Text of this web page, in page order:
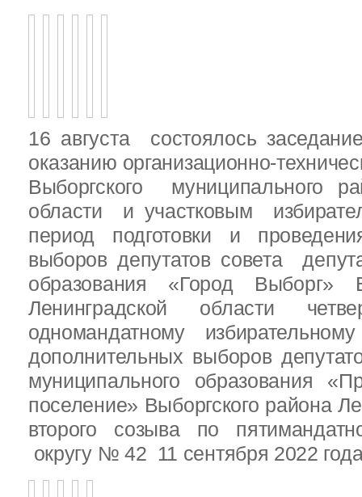
16 августа состоялось
оказанию организационно-
Выборгского муниципального
области и участковым
период подготовки и
выборов депутатов совета
образования «Город Выборг»
Ленинградской области
одномандатному
дополнительных выборов
муниципального образования
поселение» Выборгского района
второго созыва по
округу № 42 11 сентября 2022